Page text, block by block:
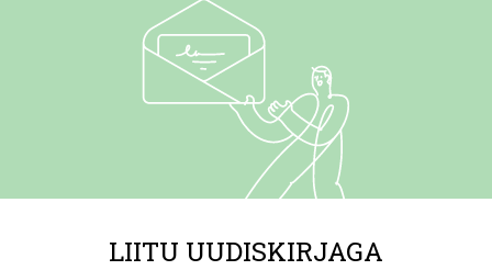
LIITU UUDISKIRJAGA